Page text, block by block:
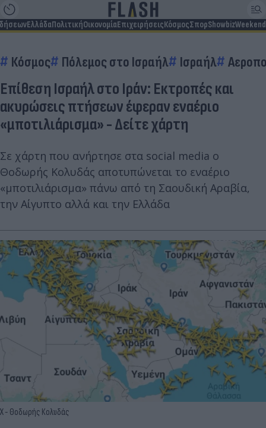
ΕλλάδαΠολιτικήΟικονομίαΕπιχειρήσειςΚόσμοςΣπορShowbizWeekend
Κόσμος Πόλεμος στο Ισραήλ Ισραήλ
Επίθεση Ισραήλ στο Ιράν: Εκτροπές και
ακυρώσεις πτήσεων έφεραν εναέριο
«μποτιλιάρισμα» - Δείτε χάρτη
Σε χάρτη που ανήρτησε στα social media ο
Θοδωρής Κολυδάς αποτυπώνεται το εναέριο
«μποτιλιάρισμα» πάνω από τη Σαουδική Αραβία,
την Αίγυπτο αλλά και την Ελλάδα
X - Θοδωρής Κολυδάς